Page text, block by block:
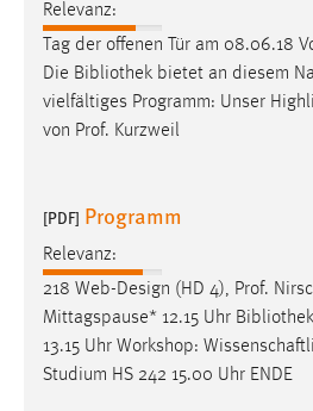
Relevanz:
Tag der offenen Tür am 08.06.18
Die Bibliothek bietet an diesem
vielfältiges Programm: Unser
von Prof. Kurzweil
[PDF] Programm
Relevanz:
218 Web-Design (HD 4), Prof.
Mittagspause* 12.15 Uhr
13.15 Uhr Workshop:
Studium HS 242 15.00 Uhr ENDE
MARKETING
Marketing Cookies werden von
verwendet, um personalisierte
Sie tun dies, indem sie
Google Ads
Name:
_gcl_au
Anbieter:
Google Ireland Limited